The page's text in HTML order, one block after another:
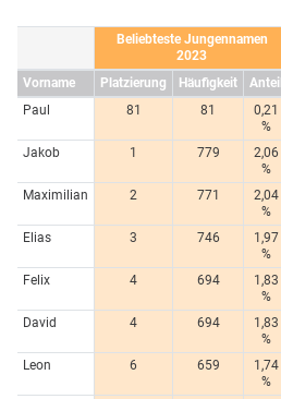
Beliebteste Jungennamen
2023
Vorname
Platzierung Häufigkeit Anteil
Paul
81 81
0,21
%
Jakob
1 779
2,06
%
Maximilian
2 771
2,04
%
Elias
3 746
1,97
%
Felix
4 694
1,83
%
David
4 694
1,83
%
Leon
6 659
1,74
%